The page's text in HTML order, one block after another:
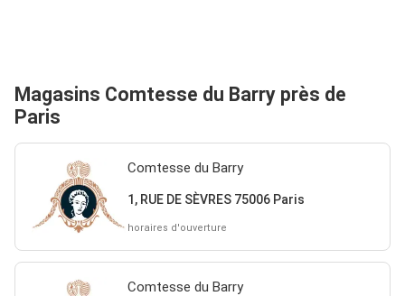
Magasins Comtesse du Barry près de
Paris
Comtesse du Barry
1, RUE DE SÈVRES 75006 Paris
horaires d'ouverture
Comtesse du Barry